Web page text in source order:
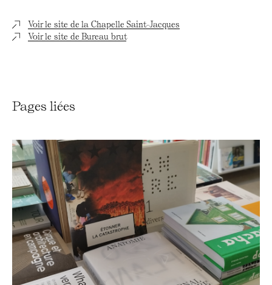
Voir le site de la Chapelle Saint-Jacques
Voir le site de Bureau brut
Pages liées